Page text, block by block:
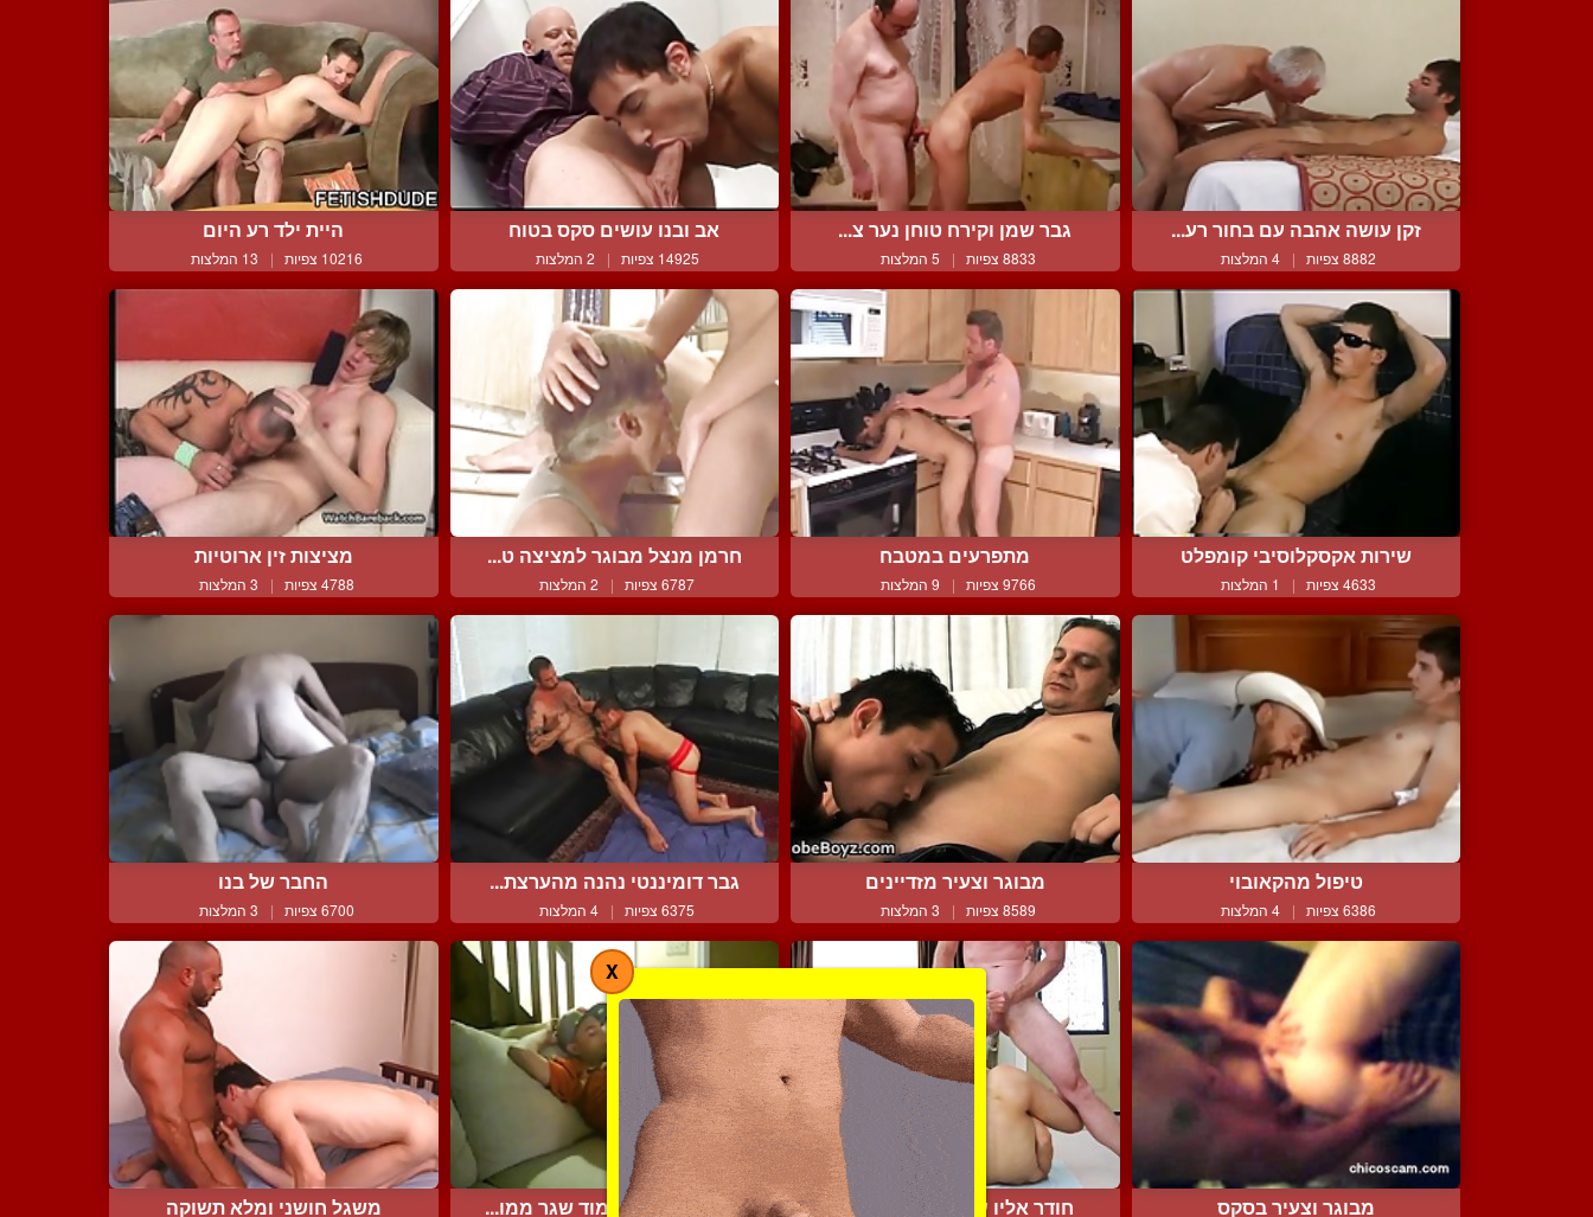
זקן עושה אהבה עם בחור רע...
8882 צפיות | 4 המלצות
גבר שמן וקירח טוחן נער צ...
8833 צפיות | 5 המלצות
אב ובנו עושים סקס בטוח
14925 צפיות | 2 המלצות
היית ילד רע היום
10216 צפיות | 13 המלצות
שירות אקסקלוסיבי קומפלט
4633 צפיות | 1 המלצות
מתפרעים במטבח
9766 צפיות | 9 המלצות
חרמן מנצל מבוגר למציצה ט...
6787 צפיות | 2 המלצות
מציצות זין ארוטיות
4788 צפיות | 3 המלצות
טיפול מהקאובוי
6386 צפיות | 4 המלצות
מבוגר וצעיר מזדיינים
8589 צפיות | 3 המלצות
גבר דומיננטי נהנה מהערצת...
6375 צפיות | 4 המלצות
החבר של בנו
6700 צפיות | 3 המלצות
מבוגר וצעיר בסקס חודר אליו עמוק וחזק ומשפ... מציצה לשכן החמוד שגר ממו... משגל חושני ומלא תשוקה
X